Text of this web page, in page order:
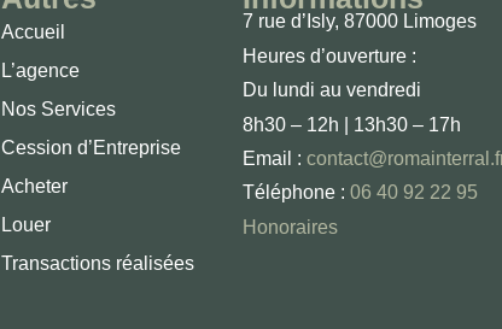
Accueil
L’agence
Nos Services
Cession d’Entreprise
Acheter
Louer
Transactions réalisées
7 rue d’Isly, 87000 Limoges
Heures d’ouverture :
Du lundi au vendredi
8h30 – 12h | 13h30 – 17h
Email :
Téléphone : 06 40 92 22 95
Honoraires